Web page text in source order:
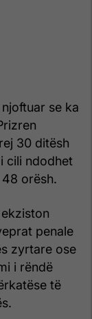
se ka
30 ditësh
cili ndodhet
orësh.
penale
zyrtare ose
i rëndë
të